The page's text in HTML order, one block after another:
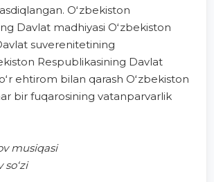
Oʻzbekiston
Davlat madhiyasi Oʻzbekiston
suverenitetining
Respublikasining Davlat
ehtirom bilan qarash Oʻzbekiston
bir fuqarosining vatanparvarlik
musiqasi